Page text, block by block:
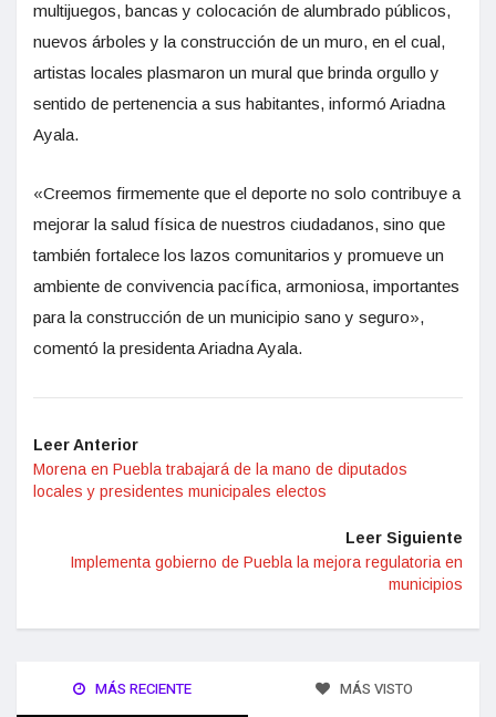
multijuegos, bancas y colocación de alumbrado públicos,
nuevos árboles y la construcción de un muro, en el cual,
artistas locales plasmaron un mural que brinda orgullo y
sentido de pertenencia a sus habitantes, informó Ariadna
Ayala.
«Creemos firmemente que el deporte no solo contribuye a
mejorar la salud física de nuestros ciudadanos, sino que
también fortalece los lazos comunitarios y promueve un
ambiente de convivencia pacífica, armoniosa, importantes
para la construcción de un municipio sano y seguro»,
comentó la presidenta Ariadna Ayala.
Leer Anterior
Morena en Puebla trabajará de la mano de diputados
locales y presidentes municipales electos
Leer Siguiente
Implementa gobierno de Puebla la mejora regulatoria en
municipios
MÁS RECIENTE MÁS VISTO